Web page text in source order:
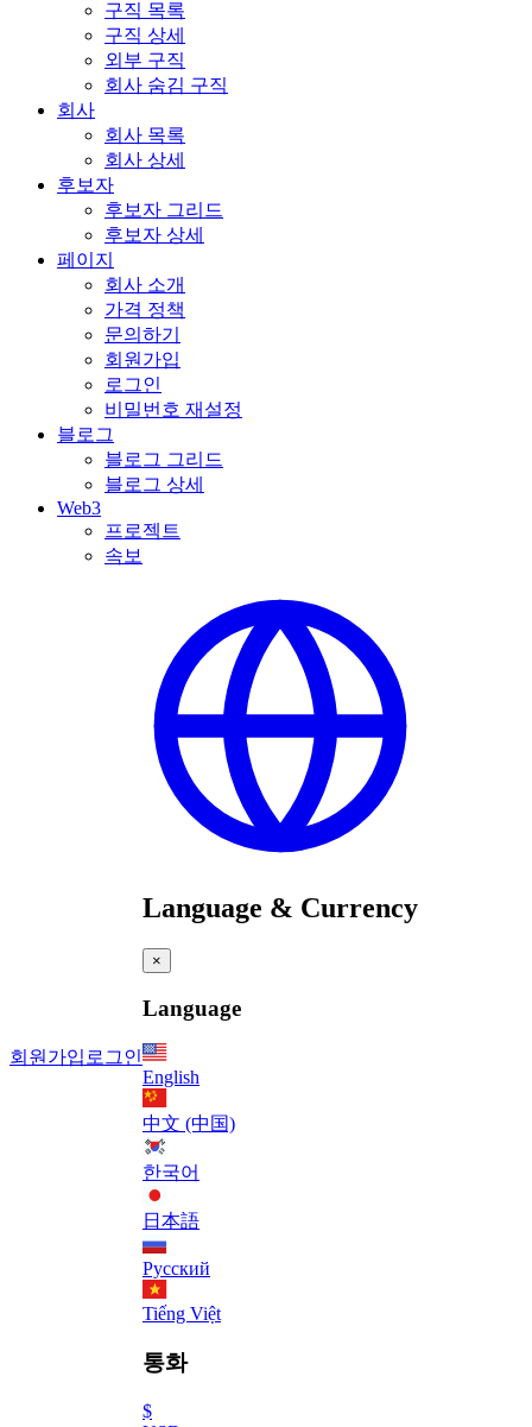
구직 목록
구직 상세
외부 구직
회사 숨김 구직
회사
회사 목록
회사 상세
후보자
후보자 그리드
후보자 상세
페이지
회사 소개
가격 정책
문의하기
회원가입
로그인
비밀번호 재설정
블로그
블로그 그리드
블로그 상세
Web3
프로젝트
속보
회원가입 로그인
Language & Currency
×
Language
English
中文 (中国)
한국어
日本語
Русский
Tiếng Việt
통화
$